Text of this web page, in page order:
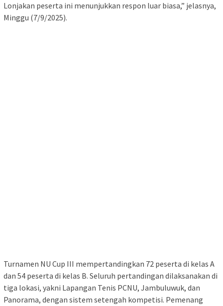
Lonjakan peserta ini menunjukkan respon luar biasa,” jelasnya,
Minggu (7/9/2025).
Turnamen NU Cup III mempertandingkan 72 peserta di kelas A
dan 54 peserta di kelas B. Seluruh pertandingan dilaksanakan di
tiga lokasi, yakni Lapangan Tenis PCNU, Jambuluwuk, dan
Panorama, dengan sistem setengah kompetisi. Pemenang